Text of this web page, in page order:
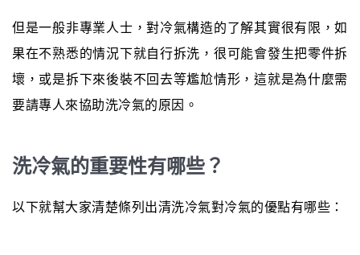
但是一般非專業人士，對冷氣構造的了解其實很有限，如
果在不熟悉的情況下就自行拆洗，很可能會發生把零件拆
壞，或是拆下來後裝不回去等尷尬情形，這就是為什麼需
要請專人來協助洗冷氣的原因。
洗冷氣的重要性有哪些？
以下就幫大家清楚條列出清洗冷氣對冷氣的優點有哪些：